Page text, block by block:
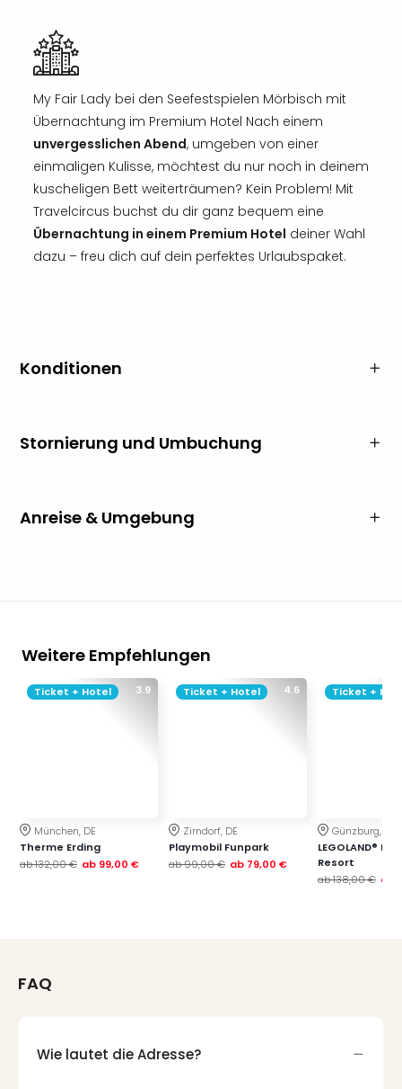
My Fair Lady bei den Seefestspielen Mörbisch mit
Übernachtung im Premium Hotel Nach einem
unvergesslichen Abend, umgeben von einer
einmaligen Kulisse, möchtest du nur noch in deinem
kuscheligen Bett weiterträumen? Kein Problem! Mit
Travelcircus buchst du dir ganz bequem eine
Übernachtung in einem Premium Hotel deiner Wahl
dazu – freu dich auf dein perfektes Urlaubspaket.
Konditionen
Stornierung und Umbuchung
Anreise & Umgebung
Weitere Empfehlungen
3.9
Ticket + Hotel
München, DE
Therme Erding
ab132,00 € ab 99,00 €
4.6
Ticket + Hotel
Zirndorf, DE
Playmobil Funpark
ab99,00 € ab 79,00 €
Ticket +
Günzburg, DE
LEGOLAND®
Resort
ab138,00 € ab
FAQ
Wie lautet die Adresse?